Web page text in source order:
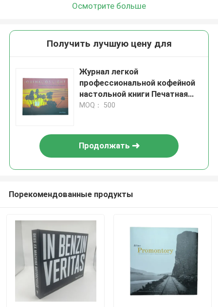
Осмотрите больше
Получить лучшую цену для
Журнал легкой
профессиональной кофейной
настольной книги Печатная
служба с матовыми
MOQ： 500
Продолжать
Порекомендованные продукты